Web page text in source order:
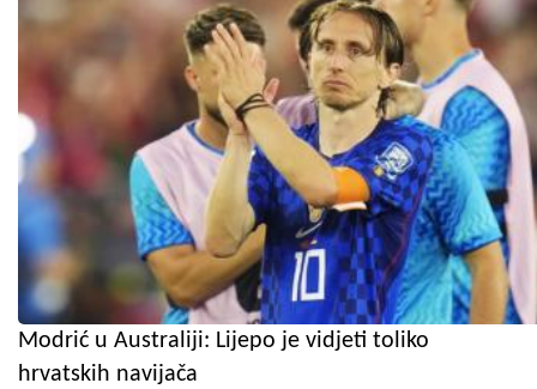
Modrić u Australiji: Lijepo je vidjeti toliko
hrvatskih navijača